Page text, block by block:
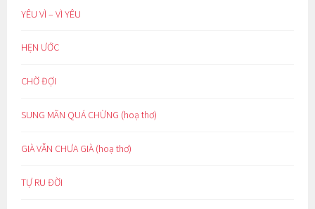
YÊU VÌ – VÌ YÊU
HẸN ƯỚC
CHỜ ĐỢI
SUNG MÃN QUÁ CHỪNG (hoạ thơ)
GIÀ VẪN CHƯA GIÀ (hoạ thơ)
TỰ RU ĐỜI